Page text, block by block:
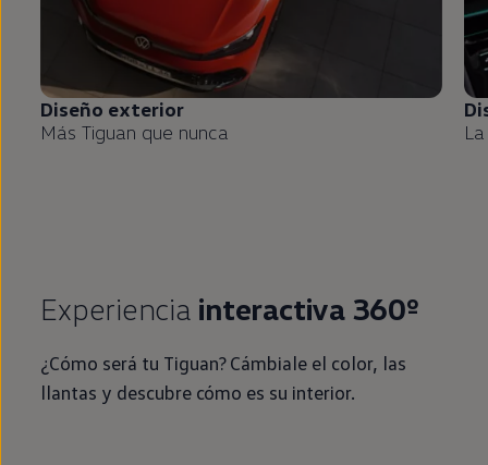
Diseño exterior
Más Tiguan que nunca
Experiencia interactiva 360º
¿Cómo será tu Tiguan? Cámbiale el color, las
llantas y descubre cómo es su interior.